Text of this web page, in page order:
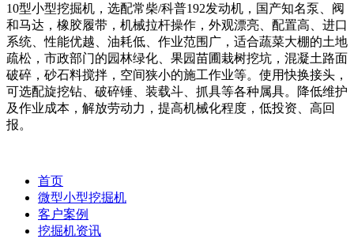
10型小型挖掘机，选配常柴/科普192发动机，国产知名泵、阀
和马达，橡胶履带，机械拉杆操作，外观漂亮、配置高、进口
系统、性能优越、油耗低、作业范围广，适合蔬菜大棚的土地
疏松，市政部门的园林绿化、果园苗圃栽树挖坑，混凝土路面
破碎，砂石料搅拌，空间狭小的施工作业等。使用快换接头，
可选配旋挖钻、破碎锤、装载斗、抓具等各种属具。降低维护
及作业成本，解放劳动力，提高机械化程度，低投资、高回
报。
首页
微型小型挖掘机
客户案例
挖掘机资讯